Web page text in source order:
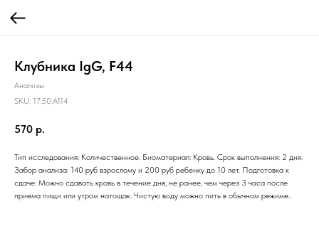
Клубника IgG, F44
Анализы
SKU: 17.50.A114
570 р.
Тип исследования: Количественное. Биоматериал: Кровь. Срок выполнения: 2 дня.
Забор анализа: 140 руб взрослому и 200 руб ребенку до 10 лет. Подготовка к
сдаче: Можно сдавать кровь в течение дня, не ранее, чем через 3 часа после
приема пищи или утром натощак. Чистую воду можно пить в обычном режиме..